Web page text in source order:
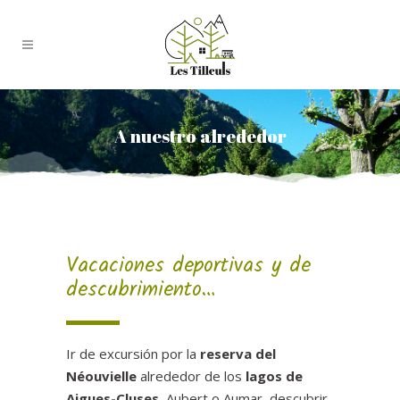
A nuestro alrededor
Vacaciones deportivas y de
descubrimiento…
Ir de excursión por la reserva del
Néouvielle alrededor de los lagos de